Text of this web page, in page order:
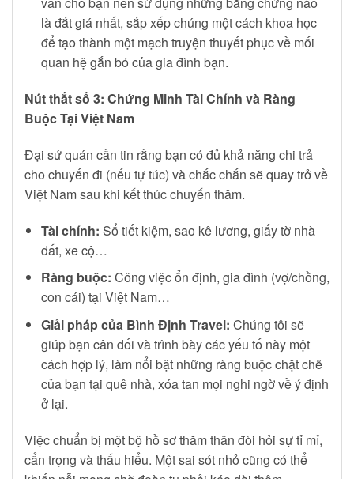
là đắt giá nhất, sắp xếp chúng một cách khoa học
để tạo thành một mạch truyện thuyết phục về mối
quan hệ gắn bó của gia đình bạn.
Nút thắt số 3: Chứng Minh Tài Chính và Ràng
Buộc Tại Việt Nam
Đại sứ quán cần tin rằng bạn có đủ khả năng chi trả
cho chuyến đi (nếu tự túc) và chắc chắn sẽ quay trở về
Việt Nam sau khi kết thúc chuyến thăm.
Tài chính: Sổ tiết kiệm, sao kê lương, giấy tờ nhà
đất, xe cộ…
Ràng buộc: Công việc ổn định, gia đình (vợ/chồng,
con cái) tại Việt Nam…
Giải pháp của Bình Định Travel: Chúng tôi sẽ
giúp bạn cân đối và trình bày các yếu tố này một
cách hợp lý, làm nổi bật những ràng buộc chặt chẽ
của bạn tại quê nhà, xóa tan mọi nghi ngờ về ý định
ở lại.
Việc chuẩn bị một bộ hồ sơ thăm thân đòi hỏi sự tỉ mỉ,
cẩn trọng và thấu hiểu. Một sai sót nhỏ cũng có thể